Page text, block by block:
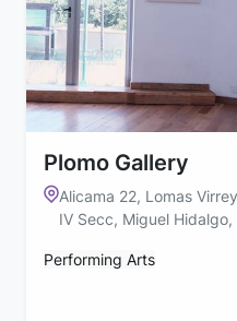
Plomo Gallery
Alicama 22, Lomas
IV Secc, Miguel Hidalgo,
Performing Arts